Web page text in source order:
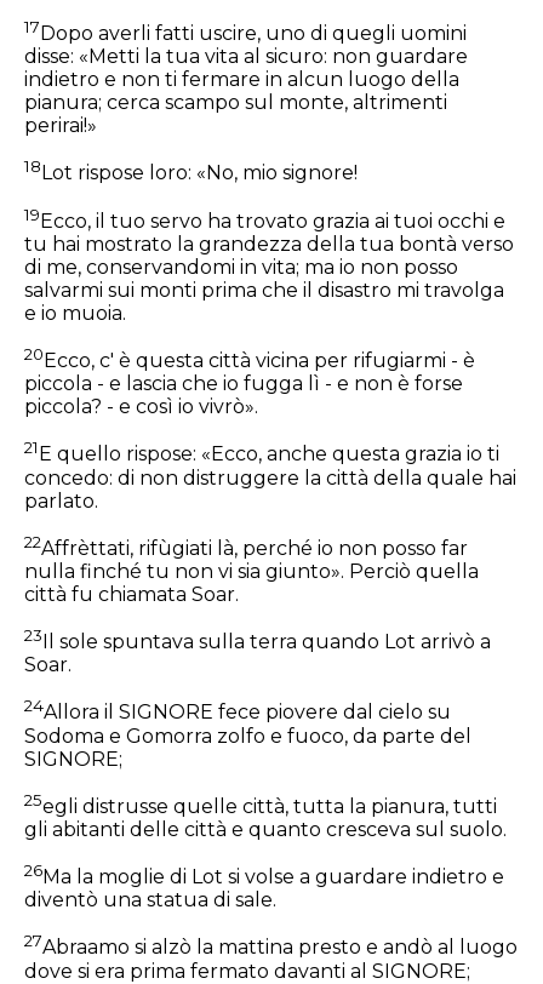
17 Dopo averli fatti uscire, uno di quegli uomini
disse: «Metti la tua vita al sicuro: non guardare
indietro e non ti fermare in alcun luogo della
pianura; cerca scampo sul monte, altrimenti
perirai!»
18 Lot rispose loro: «No, mio signore!
19Ecco, il tuo servo ha trovato grazia ai tuoi occhi e
tu hai mostrato la grandezza della tua bontà verso
di me, conservandomi in vita; ma io non posso
salvarmi sui monti prima che il disastro mi travolga
e io muoia.
20 Ecco, c' è questa città vicina per rifugiarmi - è
piccola - e lascia che io fugga lì - e non è forse
piccola? - e così io vivrò».
21 E quello rispose: «Ecco, anche questa grazia io ti
concedo: di non distruggere la città della quale hai
parlato.
22Affrèttati, rifùgiati là, perché io non posso far
nulla finché tu non vi sia giunto». Perciò quella
città fu chiamata Soar.
23
Il sole spuntava sulla terra quando Lot arrivò a
Soar.
24Allora il SIGNORE fece piovere dal cielo su
Sodoma e Gomorra zolfo e fuoco, da parte del
SIGNORE;
25egli distrusse quelle città, tutta la pianura, tutti
gli abitanti delle città e quanto cresceva sul suolo.
26Ma la moglie di Lot si volse a guardare indietro e
diventò una statua di sale.
27Abraamo si alzò la mattina presto e andò al luogo
dove si era prima fermato davanti al SIGNORE;